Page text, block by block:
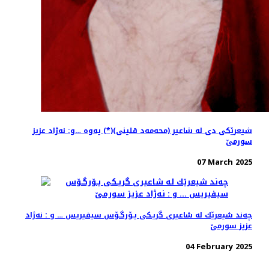
شیعرێكی دی له ‌شاعیر (محه‌مه‌د قلینی)(*) یه‌وه‌ …و: نه‌ژاد عزیز
سورمێ
07 March 2025
چه‌ند شیعرێك له‌ شاعیری گریـكی یـۆرگـۆس سیفیریس … و : نه‌ژاد
عزیز سورمێ
04 February 2025